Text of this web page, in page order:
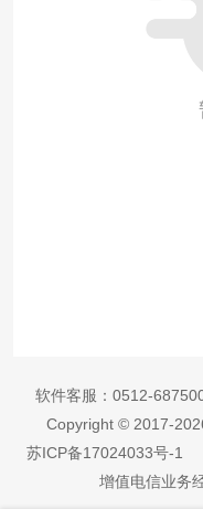
软件客服： 0512-
Copyright © 2017-
苏ICP备17024033号-1
增值电信业务